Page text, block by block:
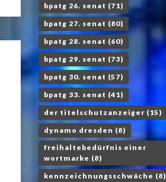
bpatg 26. senat (71)
bpatg 27. senat (80)
bpatg 28. senat (60)
bpatg 29. senat (73)
bpatg 30. senat (57)
bpatg 33. senat (41)
der titelschutzanzeiger (15)
dynamo dresden (8)
freihaltebedürfnis einer
wortmarke (8)
kennzeichnungsschwäche (8)